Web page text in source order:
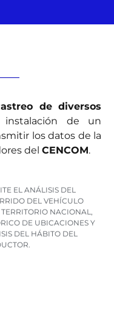
de diversos
de un
los datos de la
del CENCOM.
EL ANÁLISIS DEL
DEL VEHÍCULO
NACIONAL,
DE UBICACIONES Y
DEL HÁBITO DEL